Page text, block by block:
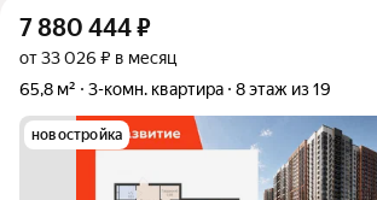
7 880 444₽
от 33 026 ₽ в месяц
65,8 м²
3-комн. квартира 8 этаж из 19
новостройка